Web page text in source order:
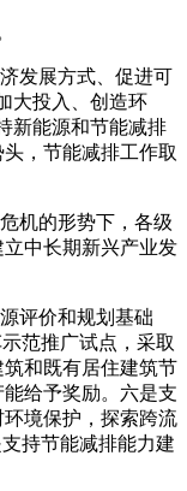
发展方式、促进可
大投入、创造环
新能源和节能减排
，节能减排工作取
机的形势下，各级
中长期新兴产业发
评价和规划基础
范推广试点，采取
和既有居住建筑节
给予奖励。六是支
境保护，探索跨流
持节能减排能力建